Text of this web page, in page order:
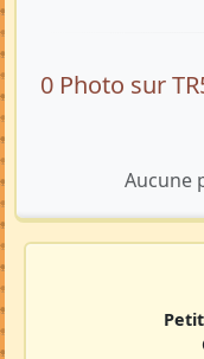
0 Photo sur
Aucune